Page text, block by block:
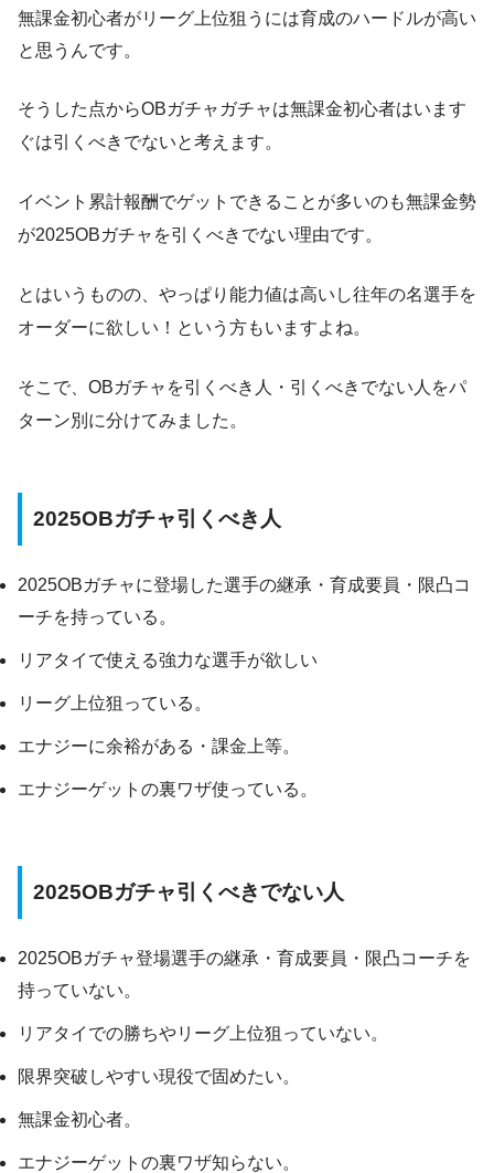
無課金初心者がリーグ上位狙うには育成のハードルが高い
と思うんです。
そうした点からOBガチャガチャは無課金初心者はいます
ぐは引くべきでないと考えます。
イベント累計報酬でゲットできることが多いのも無課金勢
が2025OBガチャを引くべきでない理由です。
とはいうものの、やっぱり能力値は高いし往年の名選手を
オーダーに欲しい！という方もいますよね。
そこで、OBガチャを引くべき人・引くべきでない人をパ
ターン別に分けてみました。
2025OBガチャ引くべき人
2025OBガチャに登場した選手の継承・育成要員・限凸コ
ーチを持っている。
リアタイで使える強力な選手が欲しい
リーグ上位狙っている。
エナジーに余裕がある・課金上等。
エナジーゲットの裏ワザ使っている。
2025OBガチャ引くべきでない人
2025OBガチャ登場選手の継承・育成要員・限凸コーチを
持っていない。
リアタイでの勝ちやリーグ上位狙っていない。
限界突破しやすい現役で固めたい。
無課金初心者。
エナジーゲットの裏ワザ知らない。